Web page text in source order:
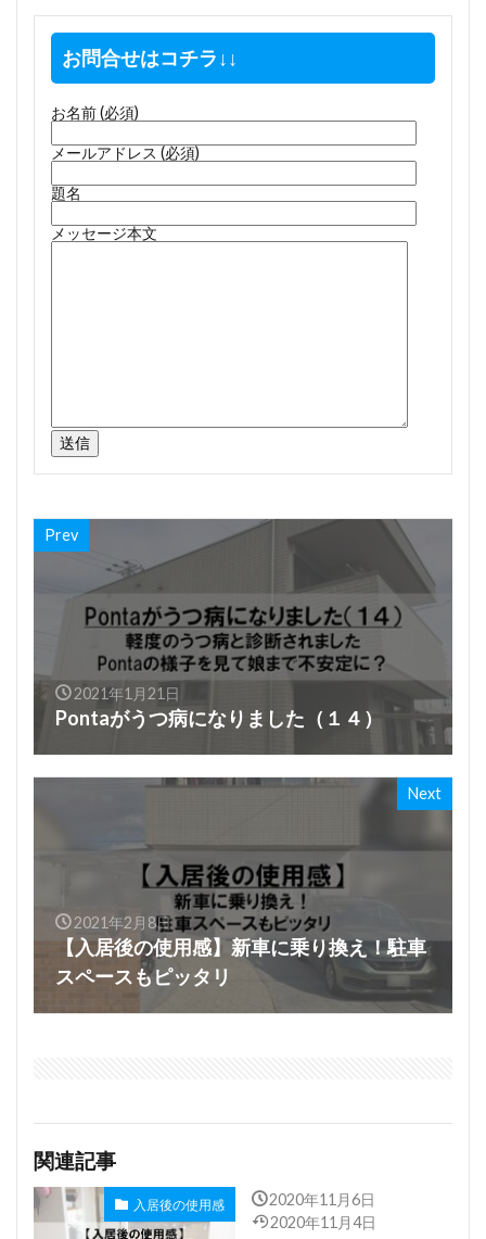
お問合せはコチラ↓↓
お名前 (必須)
メールアドレス (必須)
題名
メッセージ本文
Prev
2021年1月21日
Pontaがうつ病になりました（１４）
Next
2021年2月8日
【入居後の使用感】新車に乗り換え！駐車
スペースもピッタリ
関連記事
入居後の使用感
2020年11月6日
2020年11月4日